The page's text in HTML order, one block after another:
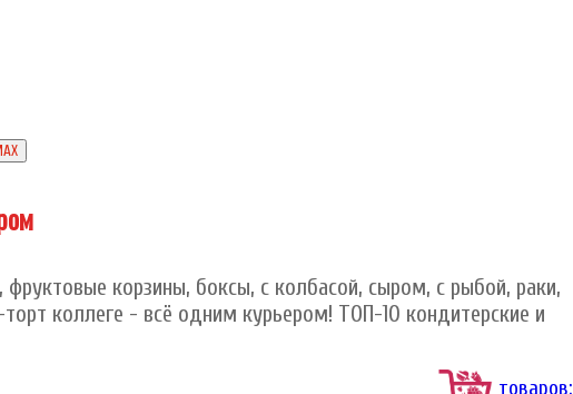
корзины, боксы, с колбасой, сыром, с рыбой, раки,
коллеге - всё одним курьером! ТОП-10 кондитерские и
товаров: